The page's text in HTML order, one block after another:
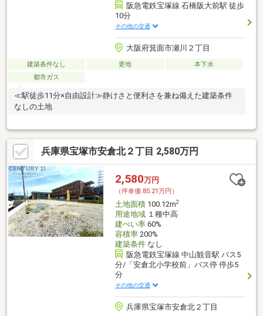
阪急電鉄宝塚線 石橋阪大前駅 徒歩
10分
その他の交通
大阪府箕面市瀬川２丁目
建築条件なし 更地
本下水
都市ガス
≪駅徒歩11分×自由設計≫静けさと便利さを兼ね備えた建築条件
なしの土地
兵庫県宝塚市安倉北２丁目 2,580万円
2,580万円
（坪単価:85.21万円）
土地面積100.12m2
用途地域１種中高
建ぺい率60%
容積率200%
建築条件なし
阪急電鉄宝塚線 中山観音駅 バス5
分/「安倉北小学校前」バス停 停歩5
分
その他の交通
兵庫県宝塚市安倉北２丁目